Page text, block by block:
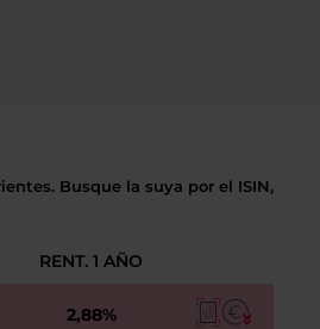
Busque la suya por el ISIN,
RENT. 1 AÑO
2,88%